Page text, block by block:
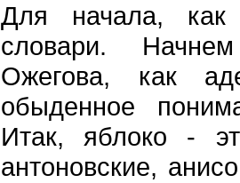
Для начала,
словари.
Ожегова, как
обыденное
Итак, яблоко -
антоновские,